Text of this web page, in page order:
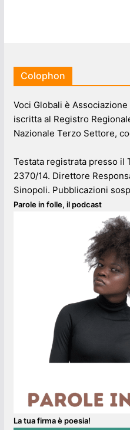
Colophon
Voci Globali è
iscritta al Registro
Nazionale Terzo Settore,
Testata registrata presso il
2370/14. Direttore
Sinopoli. Pubblicazioni
Parole in folle, il podcast
La tua firma è poesia!